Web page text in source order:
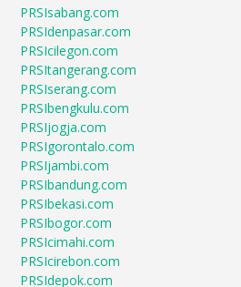
PRSIsabang.com
PRSIdenpasar.com
PRSIcilegon.com
PRSItangerang.com
PRSIserang.com
PRSIbengkulu.com
PRSIjogja.com
PRSIgorontalo.com
PRSIjambi.com
PRSIbandung.com
PRSIbekasi.com
PRSIbogor.com
PRSIcimahi.com
PRSIcirebon.com
PRSIdepok.com